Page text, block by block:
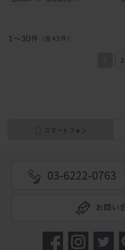
1 ～30件 （全43 件）
2
スマートフォン
03-6222-0763
お問い